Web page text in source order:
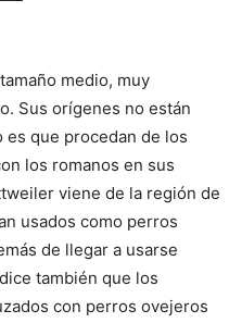
Razas
medio, muy
Sus orígenes no están
es que procedan de los
los romanos en sus
viene de la región de
usados como perros
de llegar a usarse
también que los
con perros ovejeros